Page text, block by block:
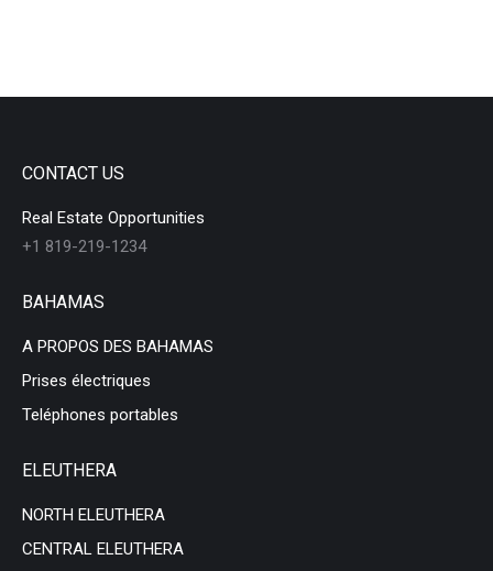
CONTACT US
Real Estate Opportunities
+1 819-219-1234
BAHAMAS
A PROPOS DES BAHAMAS
Prises électriques
Teléphones portables
ELEUTHERA
NORTH ELEUTHERA
CENTRAL ELEUTHERA